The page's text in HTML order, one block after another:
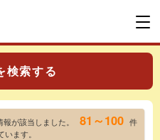
検索する
が該当しました。 81～100 件
ます。